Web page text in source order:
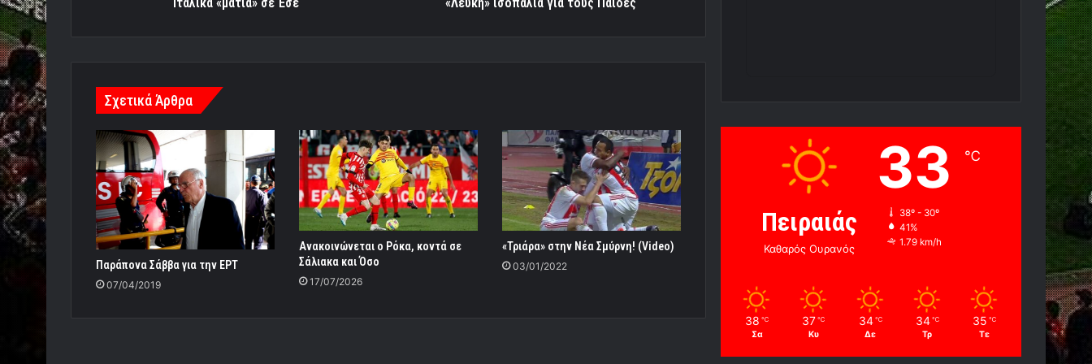
Σχετικά Άρθρα
Παράπονα Σάββα για την ΕΡΤ
07/04/2019
Ανακοινώνεται ο Ρόκα, κοντά σε
Σάλιακα και Όσο
17/07/2026
«Τριάρα» στην Nέα Σμύρνη! (Video)
03/01/2022
Πειραιάς
Καθαρός Ουρανός
33 ℃
38º - 30º
41%
1.79 km/h
38 ℃
Σα
37 ℃
Κυ
34 ℃
Δε
34 ℃
Τρ
35 ℃
Τε